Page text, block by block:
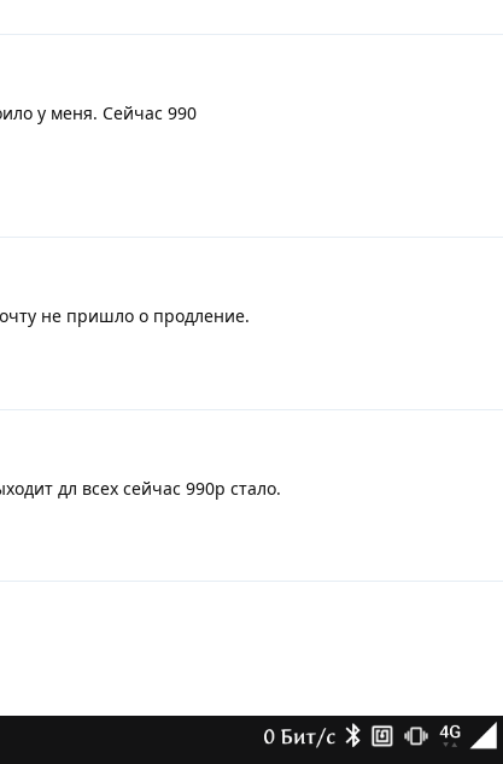
у меня. Сейчас 990
не пришло о продление.
дл всех сейчас 990р стало.